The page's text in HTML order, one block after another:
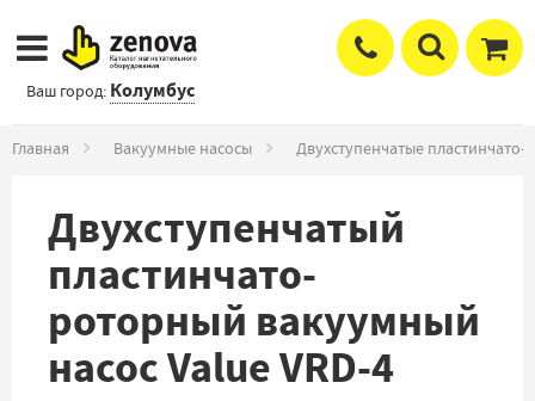
Ваш город: Колумбус
Главная Вакуумные насосы Двухступенчатые
Двухступенчатый
пластинчато-
роторный вакуумный
насос Value VRD-4